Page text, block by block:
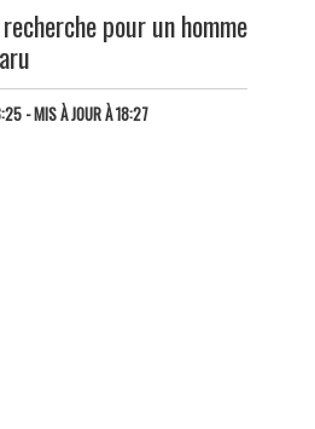
pour un homme
- MIS À JOUR À 18:27